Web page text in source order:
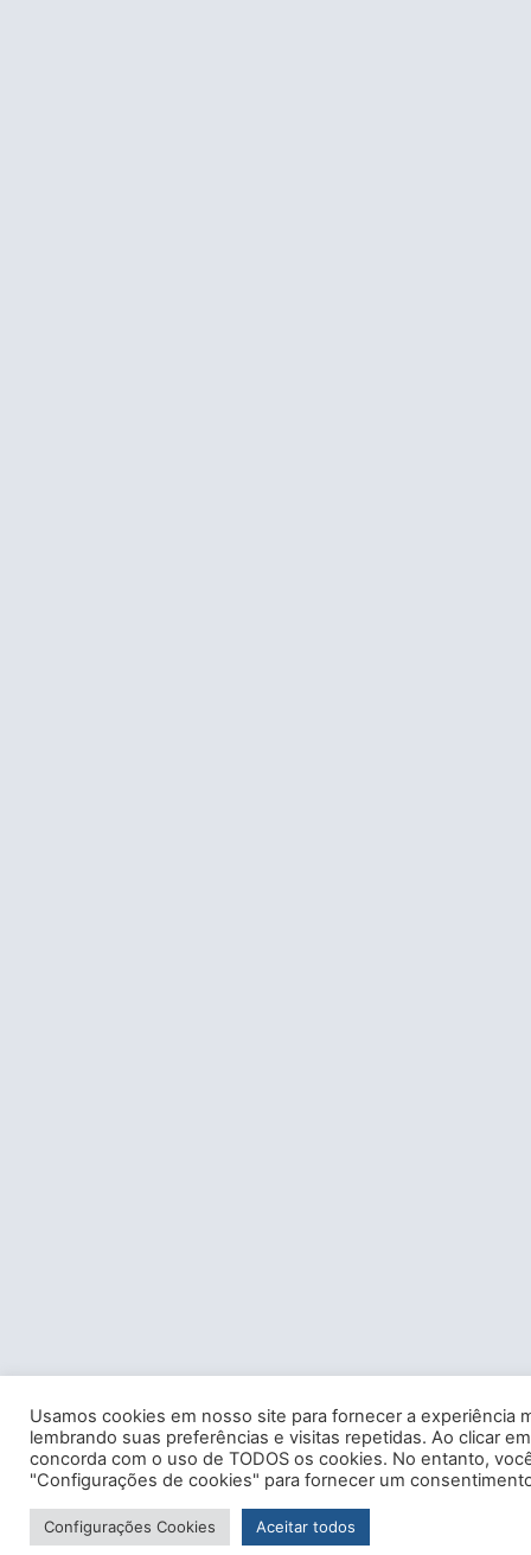
Usamos cookies em nosso site para fornecer a experiência
lembrando suas preferências e visitas repetidas. Ao clicar
concorda com o uso de TODOS os cookies. No entanto,
"Configurações de cookies" para fornecer um
Configurações Cookies Aceitar todos